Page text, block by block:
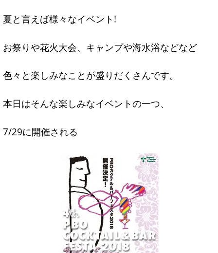
夏と言えば様々なイベント!
お祭りや花火大会、キャンプや海水浴などなど
色々と楽しみなことが盛りだくさんです。
本日はそんな楽しみなイベントの一つ、
7/29に開催される